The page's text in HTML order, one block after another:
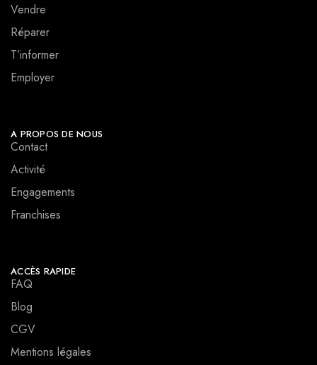
Vendre
Réparer
T’informer
Employer
A PROPOS DE NOUS
Contact
Activité
Engagements
Franchises
ACCÈS RAPIDE
FAQ
Blog
CGV
Mentions légales